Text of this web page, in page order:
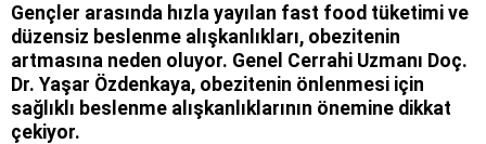
Gençler arasında hızla yayılan fast food tüketimi ve
düzensiz beslenme alışkanlıkları, obezitenin
artmasına neden oluyor. Genel Cerrahi Uzmanı Doç.
Dr. Yaşar Özdenkaya, obezitenin önlenmesi için
sağlıklı beslenme alışkanlıklarının önemine dikkat
çekiyor.